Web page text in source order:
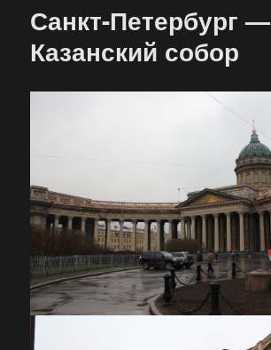
Санкт-Петербург —
Казанский собор